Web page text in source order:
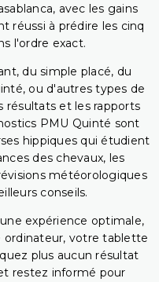
avec les gains
réussi à prédire les cinq
l'ordre exact.
du simple placé, du
ou d'autres types de
résultats et les rapports
PMU Quinté sont
hippiques qui étudient
des chevaux, les
météorologiques
conseils.
expérience optimale,
ordinateur, votre tablette
plus aucun résultat
restez informé pour